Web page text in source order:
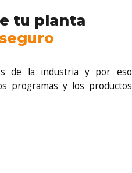
tu planta
u
de la industria y por eso
programas y los productos